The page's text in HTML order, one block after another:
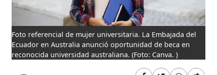
Foto referencial de mujer universitaria. La Embajada del
Ecuador en Australia anunció oportunidad de beca en
reconocida universidad australiana.(Foto: Canva. )